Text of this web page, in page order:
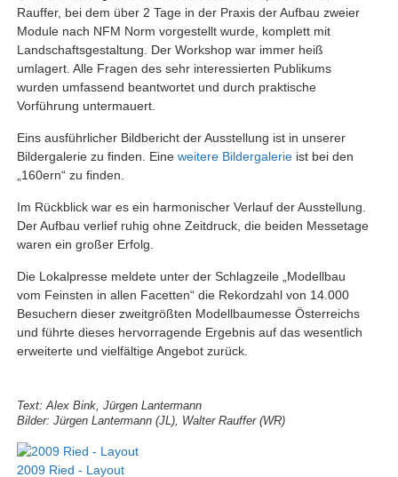
Rauffer, bei dem über 2 Tage in der Praxis der Aufbau zweier
Module nach NFM Norm vorgestellt wurde, komplett mit
Landschaftsgestaltung. Der Workshop war immer heiß
umlagert. Alle Fragen des sehr interessierten Publikums
wurden umfassend beantwortet und durch praktische
Vorführung untermauert.
Eins ausführlicher Bildbericht der Ausstellung ist in unserer
Bildergalerie zu finden. Eine weitere Bildergalerieist bei den
„160ern“ zu finden.
Im Rückblick war es ein harmonischer Verlauf der Ausstellung.
Der Aufbau verlief ruhig ohne Zeitdruck, die beiden Messetage
waren ein großer Erfolg.
Die Lokalpresse meldete unter der Schlagzeile „Modellbau
vom Feinsten in allen Facetten“ die Rekordzahl von 14.000
Besuchern dieser zweitgrößten Modellbaumesse Österreichs
und führte dieses hervorragende Ergebnis auf das wesentlich
erweiterte und vielfältige Angebot zurück.
Text: Alex Bink, Jürgen Lantermann
Bilder: Jürgen Lantermann (JL), Walter Rauffer (WR)
2009 Ried - Layout